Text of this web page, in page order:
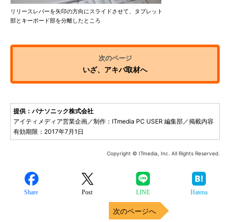
リリースレバーを矢印の方向にスライドさせて、タブレット
部とキーボード部を分離したところ
いざ、アキバ取材へ
提供：パナソニック株式会社
アイティメディア営業企画／制作：ITmedia PC USER 編集部／掲載内容
有効期限：2017年7月1日
Copyright © ITmedia, Inc. All Rights Reserved.
Share Post LINE Hatena
次のページへ